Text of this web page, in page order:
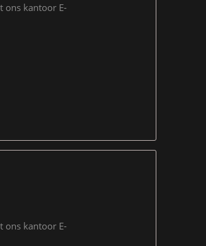
ons kantoor E-
ons kantoor E-